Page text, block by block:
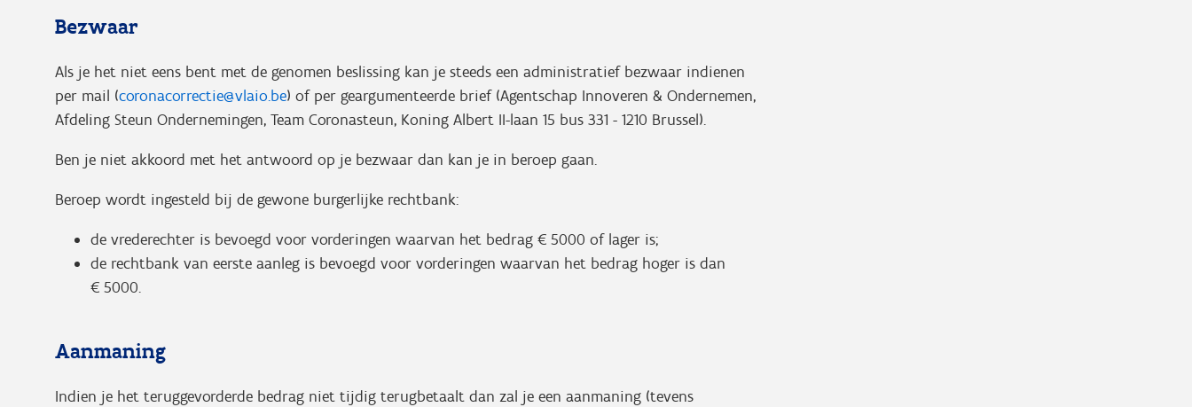
Bezwaar
Als je het niet eens bent met de genomen beslissing kan je steeds een administratief bezwaar indienen
per mail (coronacorrectie@vlaio.be) of per geargumenteerde brief (Agentschap Innoveren & Ondernemen,
Afdeling Steun Ondernemingen, Team Coronasteun, Koning Albert II-laan 15 bus 331 - 1210 Brussel).
Ben je niet akkoord met het antwoord op je bezwaar dan kan je in beroep gaan.
Beroep wordt ingesteld bij de gewone burgerlijke rechtbank:
de vrederechter is bevoegd voor vorderingen waarvan het bedrag € 5000 of lager is;
de rechtbank van eerste aanleg is bevoegd voor vorderingen waarvan het bedrag hoger is dan
€ 5000.
Aanmaning
Indien je het teruggevorderde bedrag niet tijdig terugbetaalt dan zal je een aanmaning (tevens